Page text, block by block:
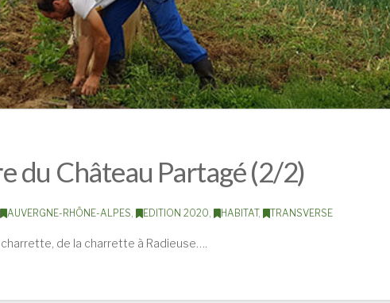
du Château Partagé (2/2)
AUVERGNE-RHÔNE-ALPES EDITION 2020 HABITAT, TRANSVERSE
charrette, de la charrette à Radieuse….